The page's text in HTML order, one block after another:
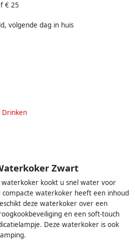
€ 25
volgende dag in huis
Drinken
Zwart
waterkoker kookt u snel water voor
compacte waterkoker heeft een inhoud
deze waterkoker over een
en een soft-touch
Deze waterkoker is ook